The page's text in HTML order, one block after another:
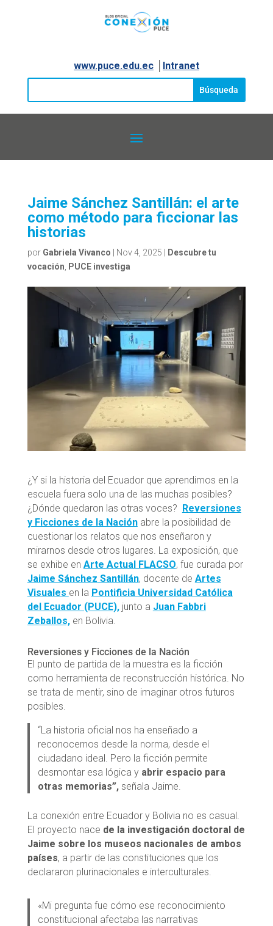
www.puce.edu.ec│ Intranet
Jaime Sánchez Santillán: el arte
como método para ficcionar las
historias
por Gabriela Vivanco Nov 4, 2025
Descubre tu
vocación, PUCE investiga
¿Y si la historia del Ecuador que aprendimos en la
escuela fuera solo una de las muchas posibles?
¿Dónde quedaron las otras voces?
Reversiones
y Ficciones de la Naciónabre la posibilidad de
cuestionar los relatos que nos enseñaron y
mirarnos desde otros lugares. La exposición, que
se exhibe en Arte Actual FLACSO, fue curada por
Jaime Sánchez Santillán, docente de Artes
Visuales en la Pontificia Universidad Católica
del Ecuador (PUCE),junto a Juan Fabbri
Zeballos,en Bolivia.
Reversiones y Ficciones de la Nación
El punto de partida de la muestra es la ficción
como herramienta de reconstrucción histórica. No
se trata de mentir, sino de imaginar otros futuros
posibles.
“La historia oficial nos ha enseñado a
reconocernos desde la norma, desde el
ciudadano ideal. Pero la ficción permite
desmontar esa lógica y abrir espacio para
otras memorias”, señala Jaime.
La conexión entre Ecuador y Bolivia no es casual.
El proyecto nace de la investigación doctoral de
Jaime sobre los museos nacionales de ambos
países, a partir de las constituciones que los
declararon plurinacionales e interculturales.
«Mi pregunta fue cómo ese reconocimiento
constitucional afectaba las narrativas